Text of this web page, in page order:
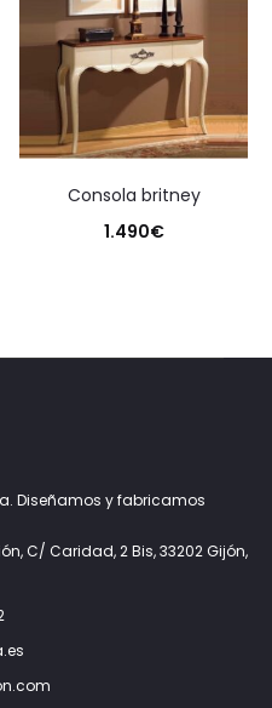
consola britney
1.490€
Diseñamos y fabricamos
C/ Caridad, 2 Bis, 33202 Gijón,